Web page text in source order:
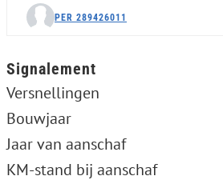
PER 289426011
Signalement
Versnellingen
Bouwjaar
Jaar van aanschaf
KM-stand bij aanschaf